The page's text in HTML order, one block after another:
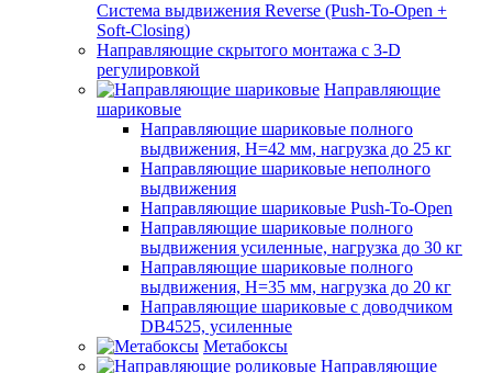
Система выдвижения Reverse (Push-To-Open +
Soft-Closing)
Направляющие скрытого монтажа с 3-D
регулировкой
Направляющие
шариковые
Направляющие шариковые полного
выдвижения, H=42 мм, нагрузка до 25 кг
Направляющие шариковые неполного
выдвижения
Направляющие шариковые Push-To-Open
Направляющие шариковые полного
выдвижения усиленные, нагрузка до 30 кг
Направляющие шариковые полного
выдвижения, H=35 мм, нагрузка до 20 кг
Направляющие шариковые с доводчиком
DB4525, усиленные
Метабоксы
Направляющие